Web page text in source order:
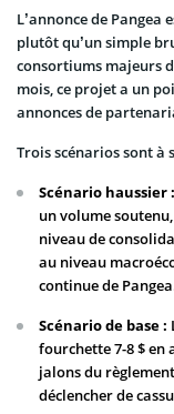
L’annonce de
plutôt qu’un simple
consortiums majeurs
mois, ce projet a un
annonces de
Trois scénarios sont à
Scénario haussier :
un volume
niveau de
au niveau
continue de
Scénario de base :
fourchette 7-8 $ en
jalons du
déclencher de